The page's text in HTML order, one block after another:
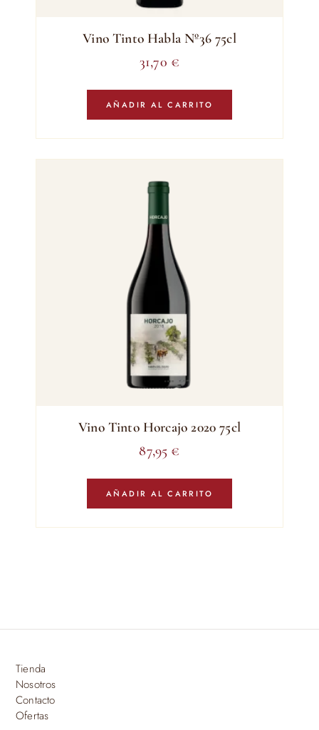
Vino Tinto Habla Nº36 75cl
31,70 €
AÑADIR AL CARRITO
Vino Tinto Horcajo 2020 75cl
87,95 €
AÑADIR AL CARRITO
Tienda
Nosotros
Contacto
Ofertas